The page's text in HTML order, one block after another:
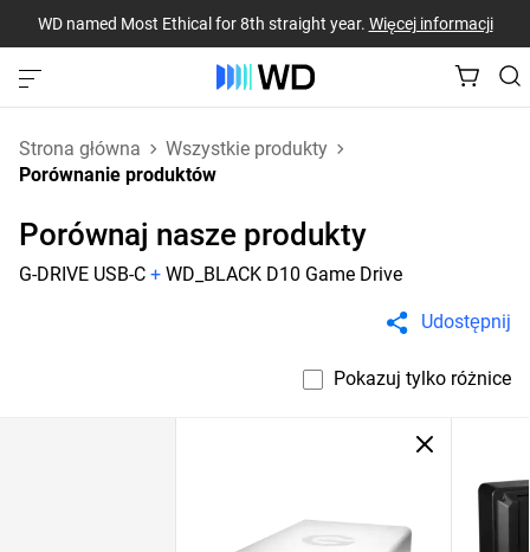
WD named Most Ethical for 8th straight year. Więcej informacji
Strona główna
Wszystkie produkty
Porównanie produktów
Porównaj nasze produkty
G-DRIVE USB-C + WD_BLACK D10 Game Drive
Udostępnij
Pokazuj tylko różnice